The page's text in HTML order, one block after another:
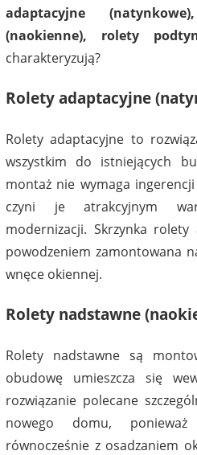
adaptacyjne
(naokienne), rolety
charakteryzują?
Rolety adaptacyjne
Rolety adaptacyjne to
wszystkim do istniejących
montaż nie wymaga
czyni je atrakcyjnym
modernizacji. Skrzynka
powodzeniem zamontowana
wnęce okiennej.
Rolety nadstawne
Rolety nadstawne są
obudowę umieszcza się
rozwiązanie polecane
nowego domu,
równocześnie z osadzaniem